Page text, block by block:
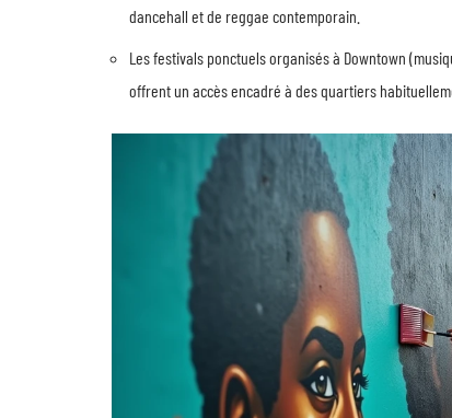
dancehall et de reggae contemporain.
Les festivals ponctuels organisés à Downtown
offrent un accès encadré à des quartiers